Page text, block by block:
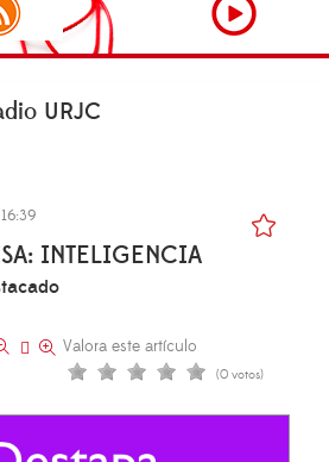
URJC
INTELIGENCIA
Valora este artículo
(0 votos)